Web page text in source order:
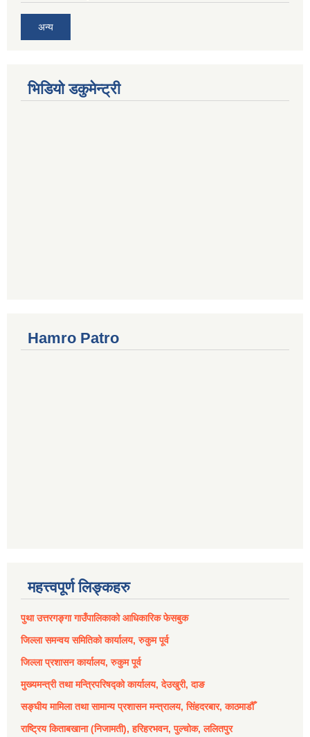
अन्य
भिडियो डकुमेन्ट्री
Hamro Patro
महत्त्वपूर्ण लिङ्कहरु
पुथा उत्तरगङ्गा गाउँपालिकाको आधिकारिक फेसबुक
जिल्ला समन्वय समितिको कार्यालय, रुकुम पूर्व
जिल्ला प्रशासन कार्यालय, रुकुम पूर्व
मुख्यमन्त्री तथा मन्त्रिपरिषद्को कार्यालय, देउखुरी, दाङ
सङ्घीय मामिला तथा सामान्य प्रशासन मन्त्रालय, सिंहदरबार, काठमाडौँ
राष्ट्रिय किताबखाना (निजामती), हरिहरभवन, पुल्चोक, ललितपुर